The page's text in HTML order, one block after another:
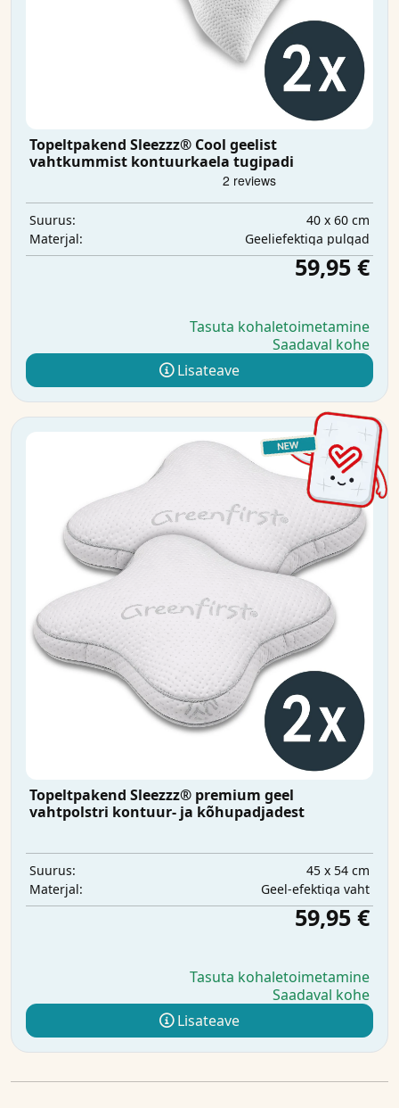
Topeltpakend Sleezzz® Cool geelist
vahtkummist kontuurkaela tugipadi
Suurus:
40 x 60 cm
Materjal:
Geeliefektiga pulgad
59,95 €
Tasuta kohaletoimetamine
Saadaval kohe
Lisateave
Topeltpakend Sleezzz® premium geel
vahtpolstri kontuur- ja kõhupadjadest
Suurus:
45 x 54 cm
Materjal:
Geel-efektiga vaht
59,95 €
Tasuta kohaletoimetamine
Saadaval kohe
Lisateave